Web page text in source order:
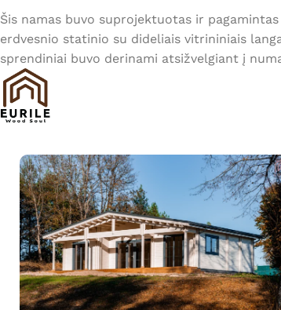
Šis namas buvo suprojektuotas ir
erdvesnio statinio su dideliais vitrininiais
sprendiniai buvo derinami atsižvelgiant į